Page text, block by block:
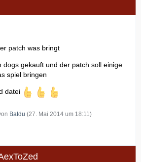
patch was bringt
dogs gekauft und der patch soll einige
spiel bringen
datei
Baldu (27. Mai 2014 um 18:11 )